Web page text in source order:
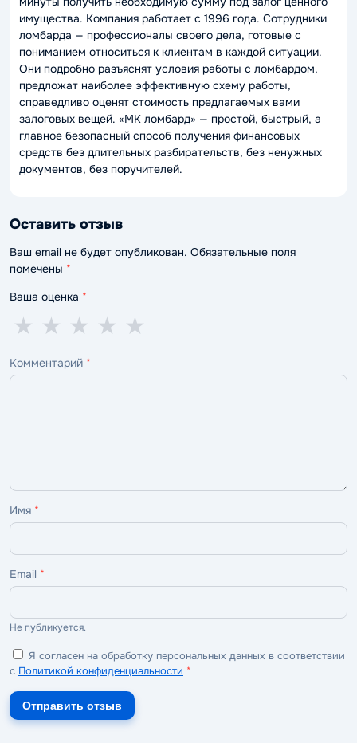
имущества. Компания работает с 1996 года. Сотрудники
ломбарда — профессионалы своего дела, готовые с
пониманием относиться к клиентам в каждой ситуации.
Они подробно разъяснят условия работы с ломбардом,
предложат наиболее эффективную схему работы,
справедливо оценят стоимость предлагаемых вами
залоговых вещей. «МК ломбард» — простой, быстрый, а
главное безопасный способ получения финансовых
средств без длительных разбирательств, без ненужных
документов, без поручителей.
Оставить отзыв
Ваш email не будет опубликован. Обязательные поля
помечены *
Ваша оценка *
5
—
★
4
—
★
3
—
★
2
—
★
1
—
★
Комментарий *
Имя *
Email *
Не публикуется.
Я согласен на обработку персональных данных в соответствии
с Политикой конфиденциальности *
Отправить отзыв